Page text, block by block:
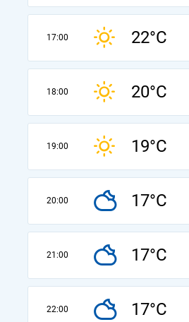
17:00 22°C
18:00 20°C
19:00 19°C
20:00 17°C
21:00 17°C
22:00 17°C